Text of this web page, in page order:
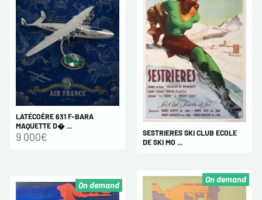
LATÉCOÈRE 631 F-BARA
MAQUETTE D� ...
9 000€
SESTRIERES SKI CLUB ECOLE
DE SKI MO ...
On demand
On demand